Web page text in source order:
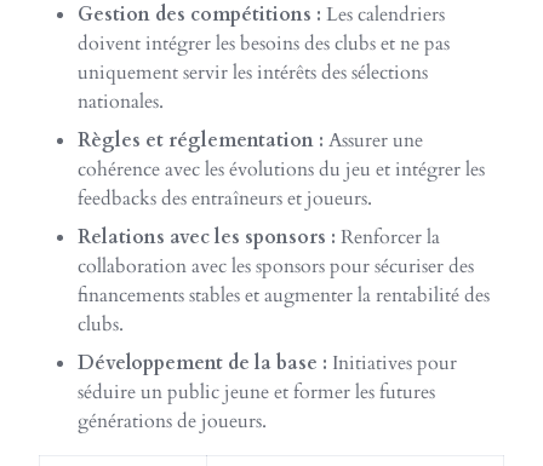
Gestion des compétitions : Les calendriers
doivent intégrer les besoins des clubs et ne pas
uniquement servir les intérêts des sélections
nationales.
Règles et réglementation : Assurer une
cohérence avec les évolutions du jeu et intégrer les
feedbacks des entraîneurs et joueurs.
Relations avec les sponsors : Renforcer la
collaboration avec les sponsors pour sécuriser des
financements stables et augmenter la rentabilité des
clubs.
Développement de la base : Initiatives pour
séduire un public jeune et former les futures
générations de joueurs.